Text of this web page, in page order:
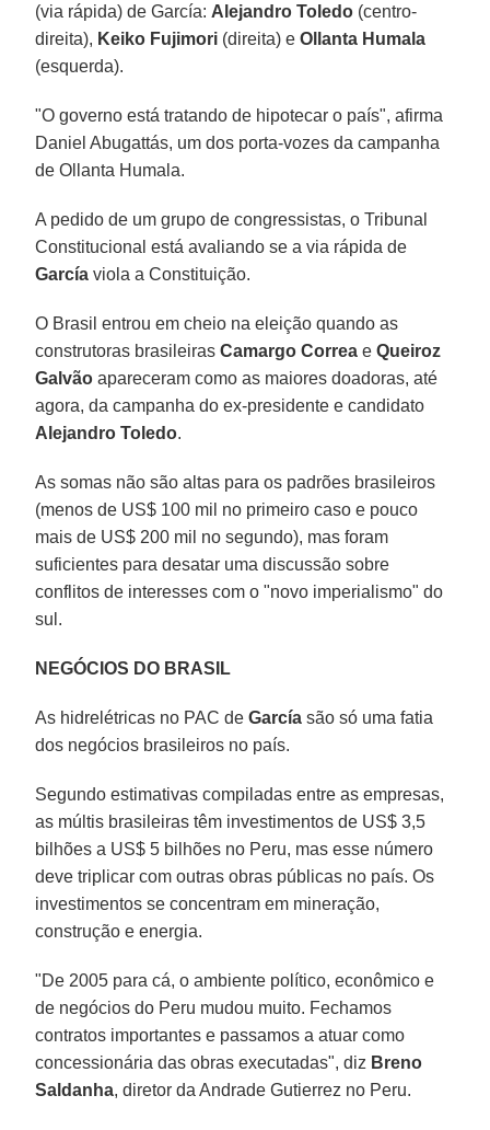
(via rápida) de García: Alejandro Toledo (centro-
direita), Keiko Fujimori (direita) eOllanta Humala
(esquerda).
"O governo está tratando de hipotecar o país", afirma
Daniel Abugattás, um dos porta-vozes da campanha
de Ollanta Humala.
A pedido de um grupo de congressistas, o Tribunal
Constitucional está avaliando se a via rápida de
García viola a Constituição.
O Brasil entrou em cheio na eleição quando as
construtoras brasileirasCamargo Correa eQueiroz
Galvãoapareceram como as maiores doadoras, até
agora, da campanha do ex-presidente e candidato
Alejandro Toledo.
As somas não são altas para os padrões brasileiros
(menos de US$ 100 mil no primeiro caso e pouco
mais de US$ 200 mil no segundo), mas foram
suficientes para desatar uma discussão sobre
conflitos de interesses com o "novo imperialismo" do
sul.
NEGÓCIOS DO BRASIL
As hidrelétricas no PAC deGarcía são só uma fatia
dos negócios brasileiros no país.
Segundo estimativas compiladas entre as empresas,
as múltis brasileiras têm investimentos de US$ 3,5
bilhões a US$ 5 bilhões no Peru, mas esse número
deve triplicar com outras obras públicas no país. Os
investimentos se concentram em mineração,
construção e energia.
"De 2005 para cá, o ambiente político, econômico e
de negócios do Peru mudou muito. Fechamos
contratos importantes e passamos a atuar como
concessionária das obras executadas", diz Breno
Saldanha, diretor da Andrade Gutierrez no Peru.